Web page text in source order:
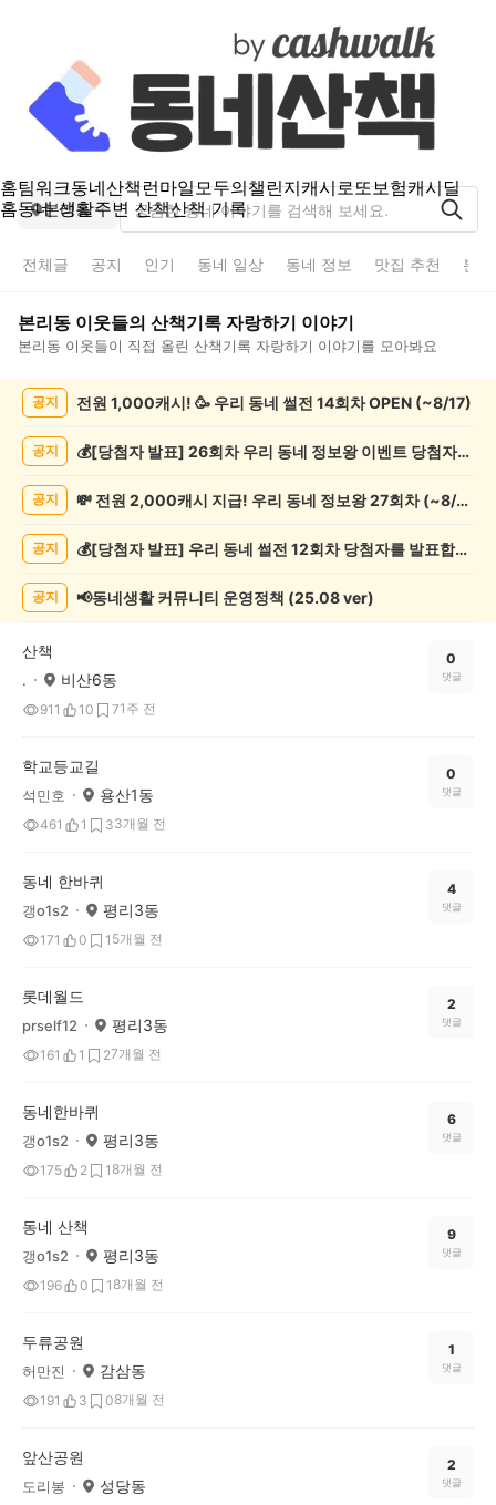
홈팀워크동네산책런마일모두의챌린지캐시로또보험캐시딜
홈동네 생활주변 산책산책 기록
본리동
전체글 공지 인기 동네 일상 동네 정보 맛집 추천 분
본리동 이웃들의 산책기록 자랑하기 이야기
본리동 이웃들이 직접 올린 산책기록 자랑하기 이야기를 모아봐요
게
공지 전원 1,000캐시! 🥳 우리 동네 썰전 14회차 OPEN (~8/17)
공지 💰[당첨자 발표] 26회차 우리 동네 정보왕 이벤트 당첨자를 발표합니다!
공지 💸 전원 2,000캐시 지급! 우리 동네 정보왕 27회차 (~8/10)
공지 💰[당첨자 발표] 우리 동네 썰전 12회차 당첨자를 발표합니다!
공지 📢동네생활 커뮤니티 운영정책 (25.08 ver)
산책
. 비산6동
911 10 71주 전
0
댓글
학교등교길
석민호 용산1동
461 1 33개월 전
0
댓글
동네 한바퀴
갱o1s2 평리3동
171 0 1 5개월 전
4
댓글
롯데월드
prself12 평리3동
161 1 27개월 전
2
댓글
동네한바퀴
갱o1s2 평리3동
175 2 1 8개월 전
6
댓글
동네 산책
갱o1s2 평리3동
196 0 1 8개월 전
9
댓글
두류공원
허만진 감삼동
191 3 08개월 전
1
댓글
앞산공원
도리봉 성당동
2
댓글